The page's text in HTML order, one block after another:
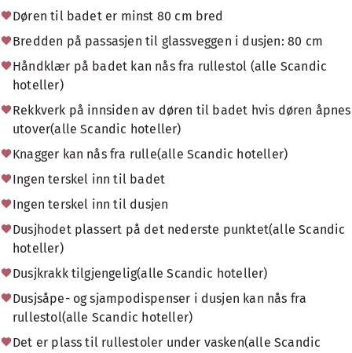
Døren til badet er minst 80 cm bred
Bredden på passasjen til glassveggen i dusjen: 80 cm
Håndklær på badet kan nås fra rullestol (alle Scandic
hoteller)
Rekkverk på innsiden av døren til badet hvis døren åpnes
utover(alle Scandic hoteller)
Knagger kan nås fra rulle(alle Scandic hoteller)
Ingen terskel inn til badet
Ingen terskel inn til dusjen
Dusjhodet plassert på det nederste punktet(alle Scandic
hoteller)
Dusjkrakk tilgjengelig(alle Scandic hoteller)
Dusjsåpe- og sjampodispenser i dusjen kan nås fra
rullestol(alle Scandic hoteller)
Det er plass til rullestoler under vasken(alle Scandic